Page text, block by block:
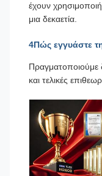
έχουν
μια δεκαετία.
4Πώς εγγυάστε
Πραγματοποιούμε
και τελικές